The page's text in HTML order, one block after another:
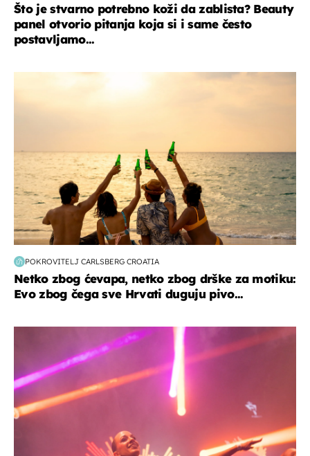
Što je stvarno potrebno koži da zablista? Beauty
panel otvorio pitanja koja si i same često
postavljamo...
POKROVITELJ CARLSBERG CROATIA
Netko zbog ćevapa, netko zbog drške za motiku:
Evo zbog čega sve Hrvati duguju pivo...